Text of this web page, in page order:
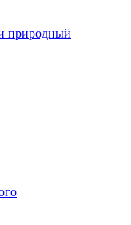
природный